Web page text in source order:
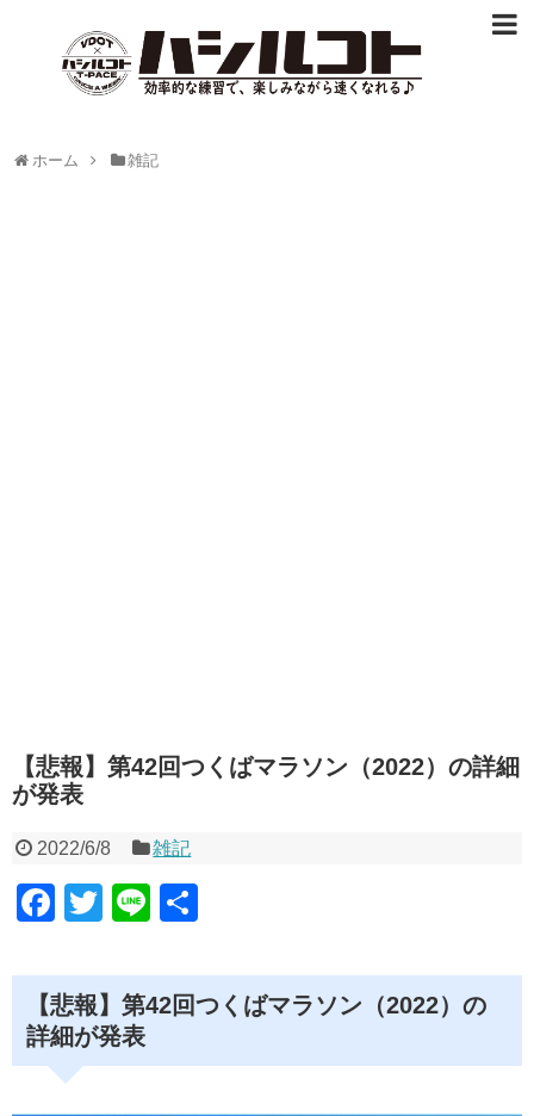
ホーム 雑記
【悲報】第42回つくばマラソン（2022）の詳細
が発表
2022/6/8 雑記
F
c
e
b
o
T
tt
er
Li
e
【悲報】第42回つくばマラソン（2022）の
詳細が発表